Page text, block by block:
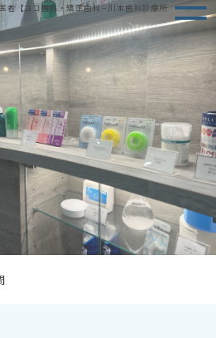
者【ココ歯科・矯正歯科 −川本歯科診療所